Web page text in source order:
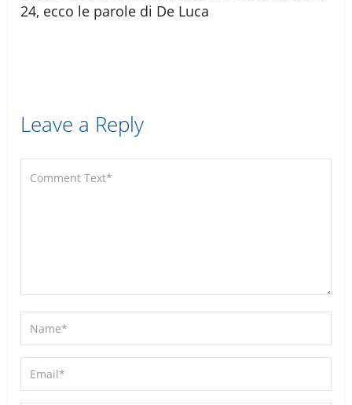
24, ecco le parole di De Luca
Leave a Reply